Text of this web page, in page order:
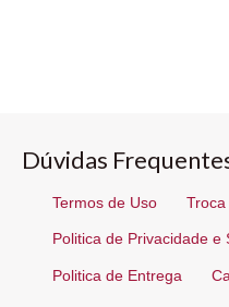
Dúvidas
Termos de Uso
Politica de Privacidade e
Politica de Entrega